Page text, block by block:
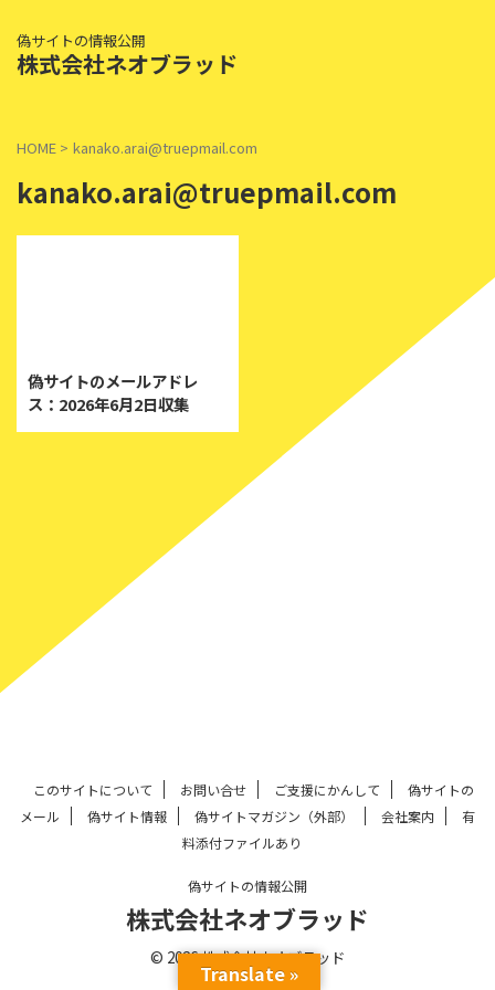
偽サイトの情報公開
株式会社ネオブラッド
HOME > kanako.arai@truepmail.com
kanako.arai@truepmail.com
偽サイトのメールアドレ
ス：2026年6月2日収集
このサイトについて お問い合せ ご支援にかんして
偽サイトの
メール
偽サイト情報 偽サイトマガジン（外部） 会社案内
有
料添付ファイルあり
偽サイトの情報公開
株式会社ネオブラッド
© 2026 株式会社ネオブラッド
Translate »